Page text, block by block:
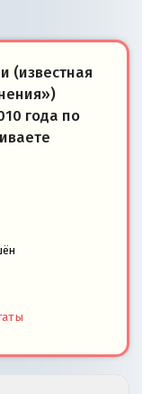
(известная
года по